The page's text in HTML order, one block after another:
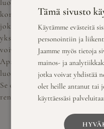
luonnonläheinen ja
korkeatasoisiin palveluihin
joka jää mieleen. Me
yksityiskohta on tarkasti
voivat keskittyä nauttimaan
Apajalla yhdistettynä
luonnonrauhaa, herkullista
Se on täydellinen valinta
rentoutuminen, yhteisön
Tämä sivusto
Käytämme evästeitä
personointiin ja
Jaamme myös tietoja
mainos- ja
jotka voivat yhdistää
olet heille antanut tai
käyttäessäsi